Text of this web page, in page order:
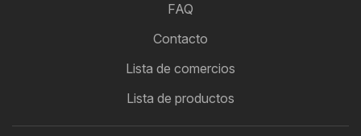
FAQ
Contacto
Lista de comercios
Lista de productos